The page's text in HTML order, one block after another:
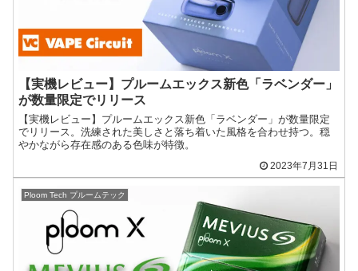
【実機レビュー】プルームエックス新色「ラベンダー」
が数量限定でリリース
【実機レビュー】プルームエックス新色「ラベンダー」が数量限定
でリリース。洗練された美しさと落ち着いた風格を合わせ持つ。穏
やかながら存在感のある色味が特徴。
2023年7月31日
Ploom Tech プルームテック